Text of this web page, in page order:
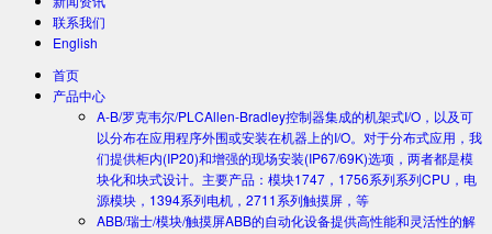
联系我们
English
首页
产品中心
A-B/罗克韦尔/PLCAllen-Bradley控制器集成的机架式I/O，以及可
以分布在应用程序外围或安装在机器上的I/O。对于分布式应用，我
们提供柜内(IP20)和增强的现场安装(IP67/69K)选项，两者都是模
块化和块式设计。主要产品：模块1747，1756系列系列CPU，电
源模块，1394系列电机，2711系列触摸屏，等
ABB/瑞士/模块/触摸屏ABB的自动化设备提供高性能和灵活性的解